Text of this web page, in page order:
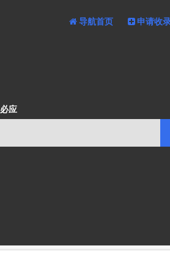
导航首页 申请收
必应